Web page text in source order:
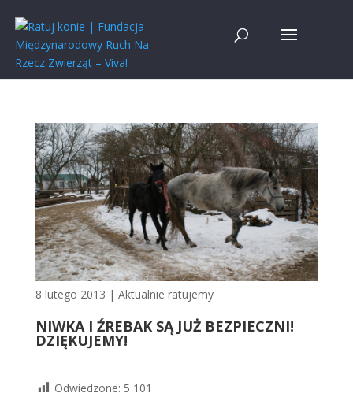
8 lutego 2013 | Aktualnie ratujemy
NIWKA I ŹREBAK SĄ JUŻ BEZPIECZNI!
DZIĘKUJEMY!
Odwiedzone: 5 101